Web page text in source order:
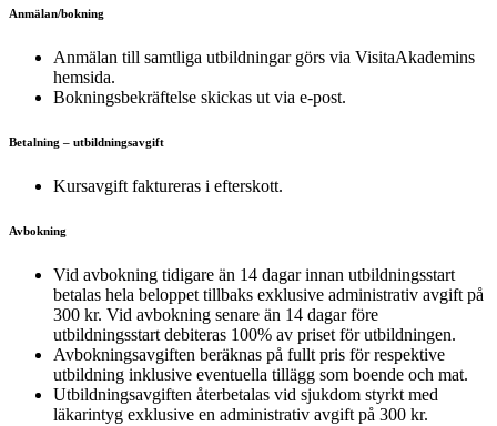
Anmälan/bokning
Anmälan till samtliga utbildningar görs via VisitaAkademins
hemsida.
Bokningsbekräftelse skickas ut via e-post.
Betalning – utbildningsavgift
Kursavgift faktureras i efterskott.
Avbokning
Vid avbokning tidigare än 14 dagar innan utbildningsstart
betalas hela beloppet tillbaks exklusive administrativ avgift på
300 kr. Vid avbokning senare än 14 dagar före
utbildningsstart debiteras 100% av priset för utbildningen.
Avbokningsavgiften beräknas på fullt pris för respektive
utbildning inklusive eventuella tillägg som boende och mat.
Utbildningsavgiften återbetalas vid sjukdom styrkt med
läkarintyg exklusive en administrativ avgift på 300 kr.